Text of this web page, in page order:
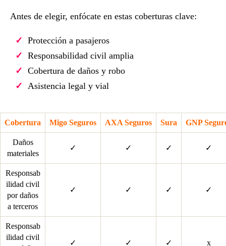
Antes de elegir, enfócate en estas coberturas clave:
Protección a pasajeros
Responsabilidad civil amplia
Cobertura de daños y robo
Asistencia legal y vial
Cobertura Migo Seguros AXA Seguros Sura GNP
Daños
materiales
✓ ✓ ✓ ✓
Responsab
ilidad civil
por daños
a terceros
✓ ✓ ✓ ✓
Responsab
ilidad civil
✓ ✓ ✓ x